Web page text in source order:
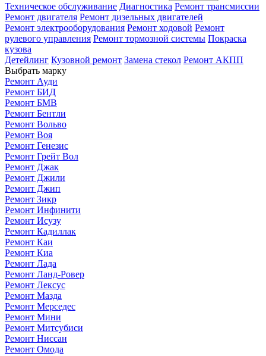
Техническое обслуживание Диагностика Ремонт трансмиссии
Ремонт двигателя Ремонт дизельных двигателей
Ремонт электрооборудования Ремонт ходовой Ремонт
рулевого управления Ремонт тормозной системы Покраска
кузова
Детейлинг Кузовной ремонт Замена стекол Ремонт АКПП
Выбрать марку
Ремонт Ауди
Ремонт БИД
Ремонт БМВ
Ремонт Бентли
Ремонт Вольво
Ремонт Воя
Ремонт Генезис
Ремонт Грейт Вол
Ремонт Джак
Ремонт Джили
Ремонт Джип
Ремонт Зикр
Ремонт Инфинити
Ремонт Исузу
Ремонт Кадиллак
Ремонт Каи
Ремонт Киа
Ремонт Лада
Ремонт Ланд-Ровер
Ремонт Лексус
Ремонт Мазда
Ремонт Мерседес
Ремонт Мини
Ремонт Митсубиси
Ремонт Ниссан
Ремонт Омода